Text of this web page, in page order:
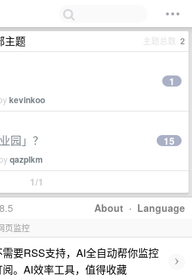
主题 主题总数 2
kevinkoo
1
园」？
qazplkm
15
1/1
About · Language
页监控
要RSS支持，AI全自动帮你监控
。AI效率工具，值得收藏
›